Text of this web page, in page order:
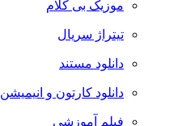
موزیک بی کلام
تیتراژ سریال
دانلود مستند
دانلود کارتون و انیمیشن
فیلم آموزشی